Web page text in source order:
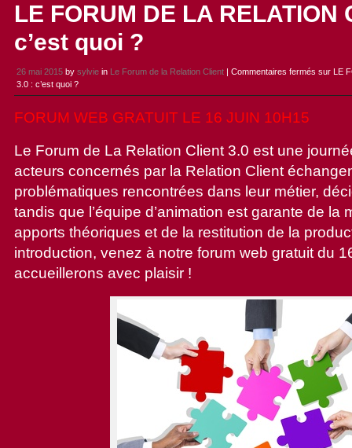
LE FORUM DE LA RELATION
c’est quoi ?
26 mai 2015 by sylvie in Le Forum de la Relation Client | Commentaires fermés sur LE
3.0 : c’est quoi ?
FORUM WEB GRATUIT LE 16 JUIN 10H15
Le Forum de La Relation Client 3.0 est une
acteurs concernés par la Relation Client
problématiques rencontrées dans leur métier,
tandis que l’équipe d’animation est garante de la
apports théoriques et de la restitution de la
introduction, venez à notre forum web gratuit du
accueillerons avec plaisir !